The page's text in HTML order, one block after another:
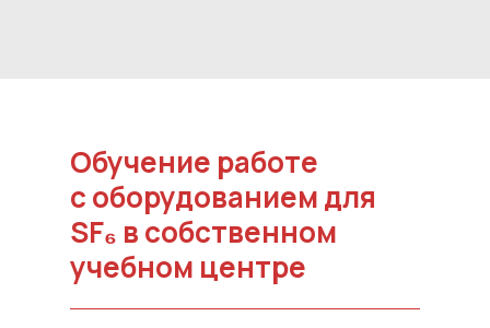
Обучение работе
с оборудованием для
SF₆ в собственном
учебном центре